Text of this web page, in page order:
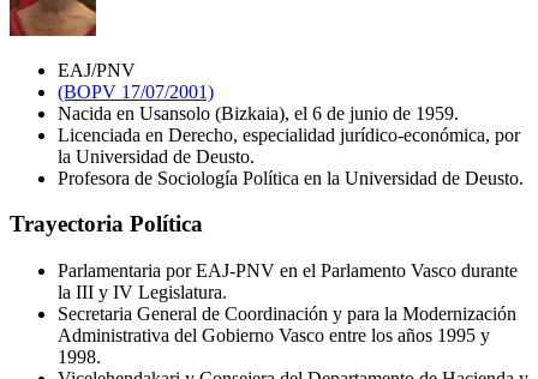
EAJ/PNV
(BOPV 17/07/2001)
Nacida en Usansolo (Bizkaia), el 6 de junio de 1959.
Licenciada en Derecho, especialidad jurídico-económica, por
la Universidad de Deusto.
Profesora de Sociología Política en la Universidad de Deusto.
Trayectoria Política
Parlamentaria por EAJ-PNV en el Parlamento Vasco durante
la III y IV Legislatura.
Secretaria General de Coordinación y para la Modernización
Administrativa del Gobierno Vasco entre los años 1995 y
1998.